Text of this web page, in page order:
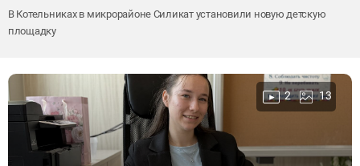
В Котельниках в микрорайоне Силикат установили новую детскую
площадку
2 13